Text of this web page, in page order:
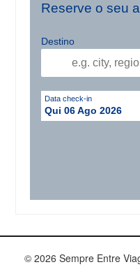
Reserve o seu
Destino
Data check-in
Qui 06 Ago 2026
© 2026 Sempre Entre